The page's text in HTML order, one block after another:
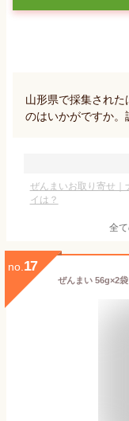
山形県で採集され
のはいかがですか。
ぜんまいお取り寄せ｜
イは？
全
no. 17